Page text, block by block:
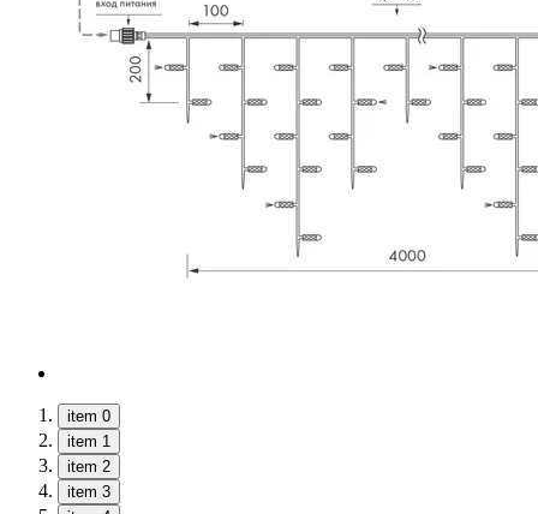
item 0
item 1
item 2
item 3